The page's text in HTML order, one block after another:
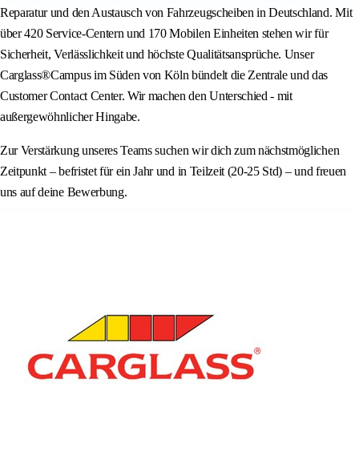
Reparatur und den Austausch von Fahrzeugscheiben in Deutschland. Mit
über 420 Service-Centern und 170 Mobilen Einheiten stehen wir für
Sicherheit, Verlässlichkeit und höchste Qualitätsansprüche. Unser
Carglass®Campus im Süden von Köln bündelt die Zentrale und das
Customer Contact Center. Wir machen den Unterschied - mit
außergewöhnlicher Hingabe.
Zur Verstärkung unseres Teams suchen wir dich zum nächstmöglichen
Zeitpunkt – befristet für ein Jahr und in Teilzeit (20-25 Std) – und freuen
uns auf deine Bewerbung.